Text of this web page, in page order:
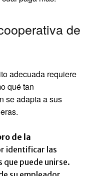
de
adecuada requiere
qué tan
se adapta a sus
de la
identificar las
puede unirse.